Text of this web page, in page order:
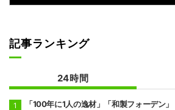
記事ランキング
24時間
「100年に1人の逸材」「和製フォーデン」